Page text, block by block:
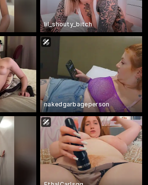
lil_shouty_bitch
nakedgarbageperson